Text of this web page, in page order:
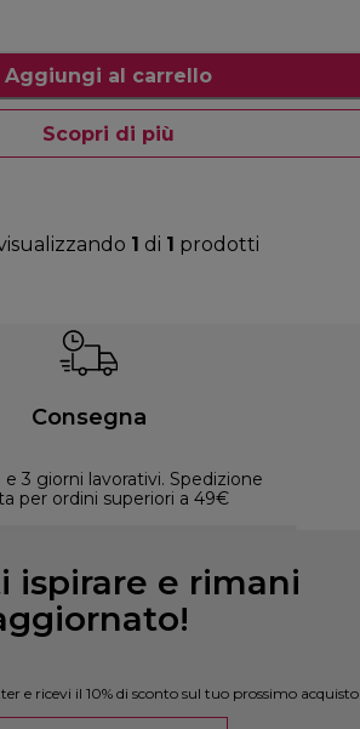
Aggiungi al carrello
Scopri di più
1 di 1 prodotti
Consegna
e 3 giorni lavorativi. Spedizione
per ordini superiori a 49€
ispirare e rimani
e ricevi il 10% di sconto sul tuo prossimo acquisto